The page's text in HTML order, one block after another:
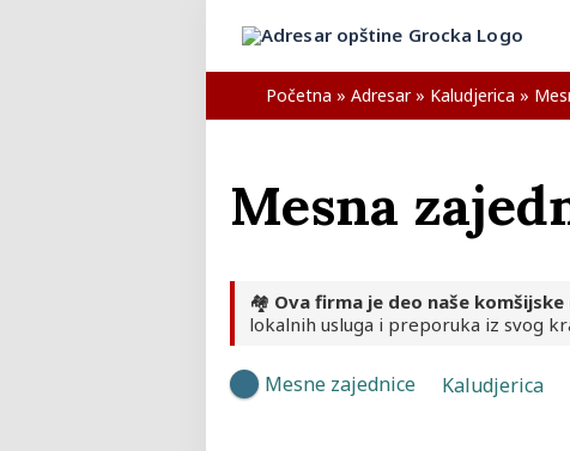
Početna » Adresar» Kaludjerica »
Mesna
🏘️ Ova firma je deo naše komšijske
lokalnih usluga i preporuka iz svog
Mesne zajednice Kaludjerica